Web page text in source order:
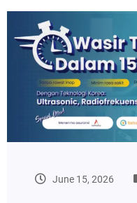
June 15, 2026